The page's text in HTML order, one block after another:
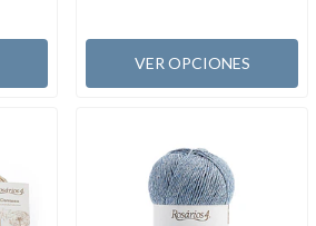
VER OPCIONES